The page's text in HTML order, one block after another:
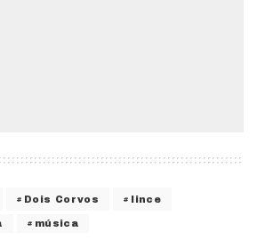
Dois Corvos lince
música